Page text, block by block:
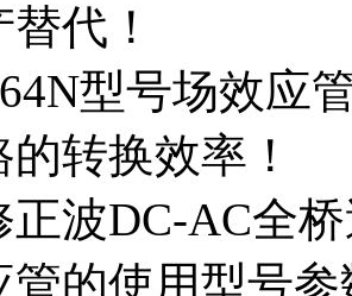
代！
型号场效应
转换效率！
正波DC-AC全
管的使用型号参